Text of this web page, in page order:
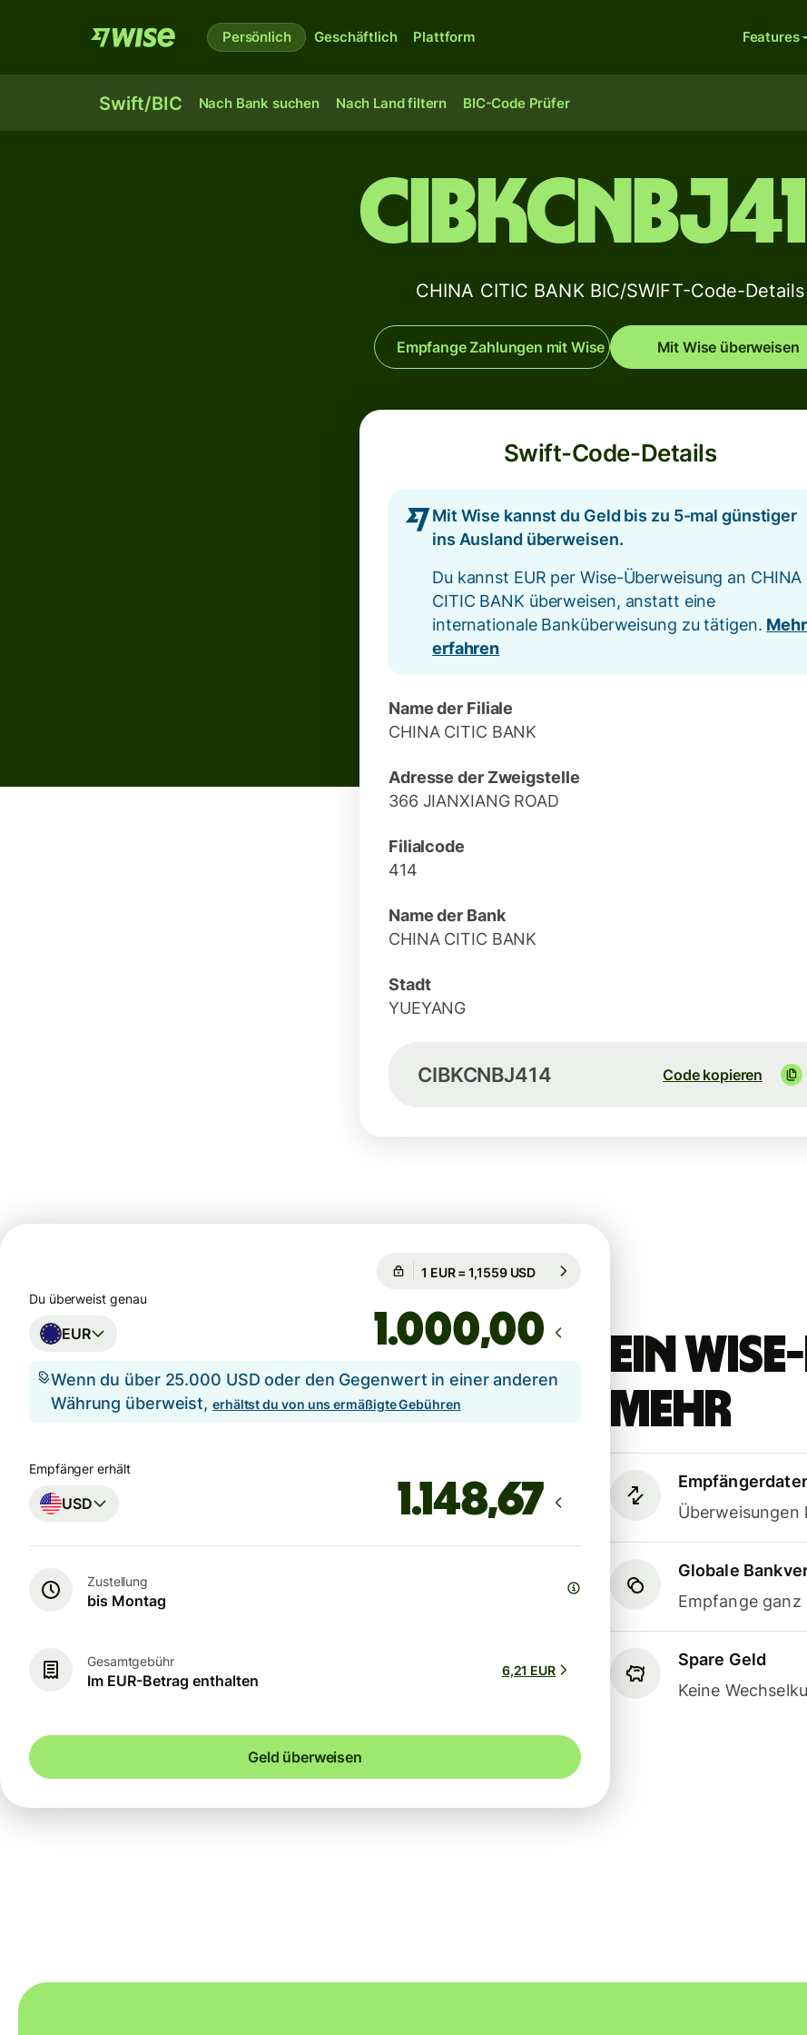
Persönlich Geschäftlich Plattform Features
Swift/BIC Nach Bank suchen Nach Land filtern BIC-Code Prüfer
CHINA CITIC BANK BIC/SWIFT-Code-Details
Empfange Zahlungen mit Wise Mit Wise überweisen
Swift-Code-Details
Mit Wise kannst du Geld bis zu 5-mal günstiger
ins Ausland überweisen.
Du kannst EUR per Wise-Überweisung an CHINA
CITIC BANK überweisen, anstatt eine
internationale Banküberweisung zu tätigen. Mehr
erfahren
Name der Filiale
CHINA CITIC BANK
Adresse der Zweigstelle
366 JIANXIANG ROAD
Filialcode
414
Name der Bank
CHINA CITIC BANK
Stadt
YUEYANG
CIBKCNBJ414 Code kopieren
Ein
mehr
Überweisungen
Globale
Empfange
Spare Geld
Keine
Garantiert für 51 Std.
Du überweist genau
EUR ,00
Wenn du über 25.000 USD oder den Gegenwert in einer anderen
Währung überweist, erhältst du von uns ermäßigte Gebühren
Empfänger erhält
USD
Zustellung
bis Montag
Gesamtgebühr
Im EUR-Betrag enthalten
6,21 EUR
Geld überweisen